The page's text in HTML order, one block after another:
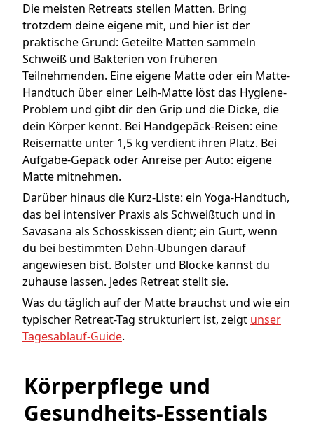
Die meisten Retreats stellen Matten. Bring
trotzdem deine eigene mit, und hier ist der
praktische Grund: Geteilte Matten sammeln
Schweiß und Bakterien von früheren
Teilnehmenden. Eine eigene Matte oder ein Matte-
Handtuch über einer Leih-Matte löst das Hygiene-
Problem und gibt dir den Grip und die Dicke, die
dein Körper kennt. Bei Handgepäck-Reisen: eine
Reisematte unter 1,5 kg verdient ihren Platz. Bei
Aufgabe-Gepäck oder Anreise per Auto: eigene
Matte mitnehmen.
Darüber hinaus die Kurz-Liste: ein Yoga-Handtuch,
das bei intensiver Praxis als Schweißtuch und in
Savasana als Schosskissen dient; ein Gurt, wenn
du bei bestimmten Dehn-Übungen darauf
angewiesen bist. Bolster und Blöcke kannst du
zuhause lassen. Jedes Retreat stellt sie.
Was du täglich auf der Matte brauchst und wie ein
typischer Retreat-Tag strukturiert ist, zeigt unser
Tagesablauf-Guide.
Körperpflege und
Gesundheits-Essentials